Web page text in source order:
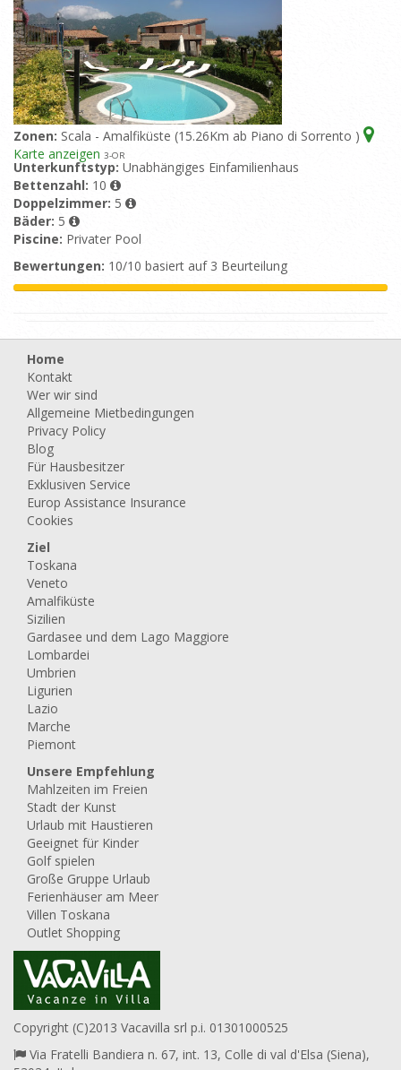
Zonen: Scala - Amalfiküste (15.26Km ab Piano di Sorrento )
Karte anzeigen 3-OR
Unterkunftstyp: Unabhängiges Einfamilienhaus
Bettenzahl: 10
Doppelzimmer: 5
Bäder: 5
Piscine: Privater Pool
Bewertungen: 10/10 basiert auf 3 Beurteilung
Home
Kontakt
Wer wir sind
Allgemeine Mietbedingungen
Privacy Policy
Blog
Für Hausbesitzer
Exklusiven Service
Europ Assistance Insurance
Cookies
Ziel
Toskana
Veneto
Amalfiküste
Sizilien
Gardasee und dem Lago Maggiore
Lombardei
Umbrien
Ligurien
Lazio
Marche
Piemont
Unsere Empfehlung
Mahlzeiten im Freien
Stadt der Kunst
Urlaub mit Haustieren
Geeignet für Kinder
Golf spielen
Große Gruppe Urlaub
Ferienhäuser am Meer
Villen Toskana
Outlet Shopping
Copyright (C)2013 Vacavilla srl p.i. 01301000525
Via Fratelli Bandiera n. 67, int. 13, Colle di val d'Elsa (Siena),